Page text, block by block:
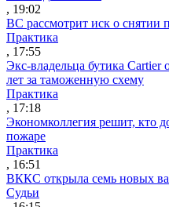
, 19:02
ВС рассмотрит иск о снятии
Практика
, 17:55
Экс-владельца бутика Cartier
лет за таможенную схему
Практика
, 17:18
Экономколлегия решит, кто
пожаре
Практика
, 16:51
ВККС открыла семь новых
Судьи